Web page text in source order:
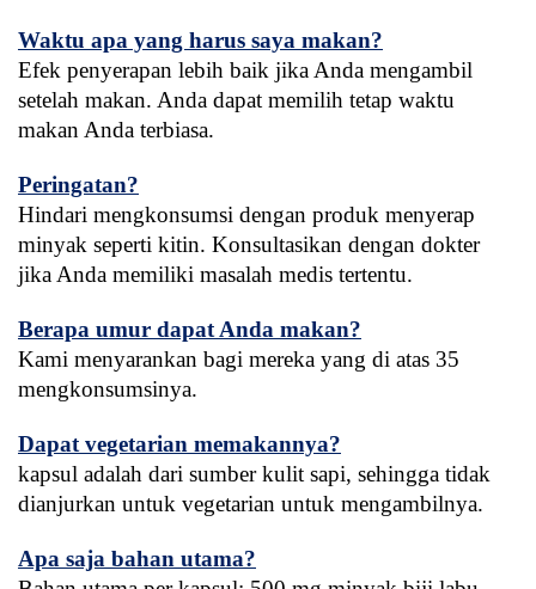
Waktu apa yang harus saya makan?
Efek penyerapan lebih baik jika Anda mengambil
setelah makan. Anda dapat memilih tetap waktu
makan Anda terbiasa.
Peringatan?
Hindari mengkonsumsi dengan produk menyerap
minyak seperti kitin. Konsultasikan dengan dokter
jika Anda memiliki masalah medis tertentu.
Berapa umur dapat Anda makan?
Kami menyarankan bagi mereka yang di atas 35
mengkonsumsinya.
Dapat vegetarian memakannya?
kapsul adalah dari sumber kulit sapi, sehingga tidak
dianjurkan untuk vegetarian untuk mengambilnya.
Apa saja bahan utama?